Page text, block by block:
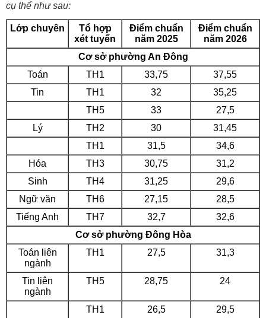
cụ thể như sau:
Lớp chuyên
Tổ hợp
xét tuyển
Điểm chuẩn
năm 2025
Điểm chuẩn
năm 2026
Cơ sở phường An Đông
Toán
TH1 33,75
37,55
Tin
TH1 32
35,25
TH5
33
27,5
Lý
TH2 30
31,45
TH1
31,5
34,6
Hóa
TH3 30,75
31,2
Sinh
TH4 31,25
29,6
Ngữ văn
TH6 27,15
28,5
Tiếng Anh
TH7 32,7
32,6
Cơ sở phường Đông Hòa
Toán liên
ngành
TH1 27,5 31,3
Tin liên
ngành
TH5 28,75 24
TH1 26,5 29,5